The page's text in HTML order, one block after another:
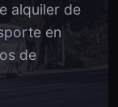
alquiler de
en
de